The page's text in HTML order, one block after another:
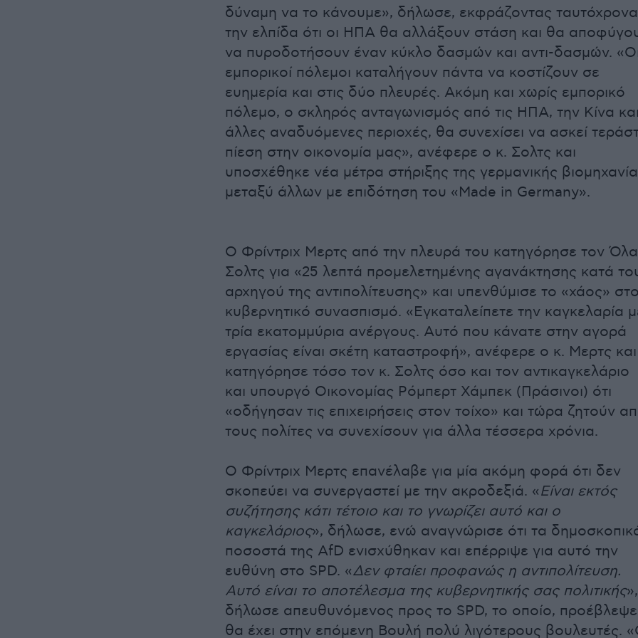
δύναμη να το κάνουμε», δήλωσε, εκφράζοντας ταυτόχρονα
την ελπίδα ότι οι ΗΠΑ θα αλλάξουν στάση και θα
να πυροδοτήσουν έναν κύκλο δασμών και αντι-δασμών.
εμπορικοί πόλεμοι καταλήγουν πάντα να κοστίζουν σε
ευημερία και στις δύο πλευρές. Ακόμη και χωρίς εμπορικό
πόλεμο, ο σκληρός ανταγωνισμός από τις ΗΠΑ, την Κίνα
άλλες αναδυόμενες περιοχές, θα συνεχίσει να ασκεί
πίεση στην οικονομία μας», ανέφερε ο κ. Σολτς και
υποσχέθηκε νέα μέτρα στήριξης της γερμανικής
μεταξύ άλλων με επιδότηση του «Made in Germany».
Ο Φρίντριχ Μερτς από την πλευρά του κατηγόρησε τον
Σολτς για «25 λεπτά προμελετημένης αγανάκτησης κατά
αρχηγού της αντιπολίτευσης» και υπενθύμισε το «χάος»
κυβερνητικό συνασπισμό. «Εγκαταλείπετε την καγκελαρία
τρία εκατομμύρια ανέργους. Αυτό που κάνατε στην αγορά
εργασίας είναι σκέτη καταστροφή», ανέφερε ο κ. Μερτς και
κατηγόρησε τόσο τον κ. Σολτς όσο και τον αντικαγκελάριο
και υπουργό Οικονομίας Ρόμπερτ Χάμπεκ (Πράσινοι) ότι
«οδήγησαν τις επιχειρήσεις στον τοίχο» και τώρα ζητούν
τους πολίτες να συνεχίσουν για άλλα τέσσερα χρόνια.
Ο Φρίντριχ Μερτς επανέλαβε για μία ακόμη φορά ότι δεν
σκοπεύει να συνεργαστεί με την ακροδεξιά. «Είναι εκτός
συζήτησης κάτι τέτοιο και το γνωρίζει αυτό και ο
καγκελάριος», δήλωσε, ενώ αναγνώρισε ότι τα
ποσοστά της AfD ενισχύθηκαν και επέρριψε για αυτό την
ευθύνη στο SPD. «Δεν φταίει προφανώς η αντιπολίτευση.
Αυτό είναι το αποτέλεσμα της κυβερνητικής σας πολιτικής»,
δήλωσε απευθυνόμενος προς το SPD, το οποίο,
θα έχει στην επόμενη Βουλή πολύ λιγότερους βουλευτές.